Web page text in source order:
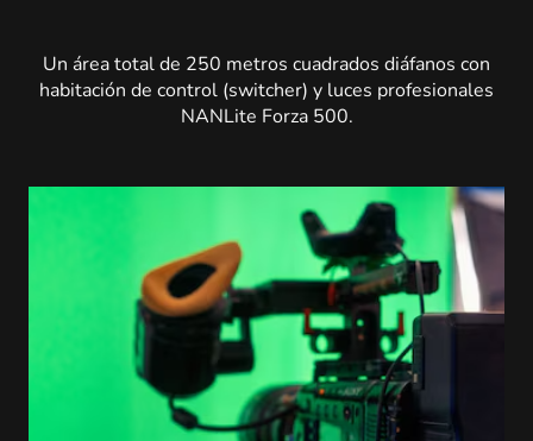
Un área total de 250 metros cuadrados diáfanos con
habitación de control (switcher) y luces profesionales
NANLite Forza 500.